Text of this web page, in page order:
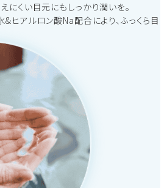
にくい目元にもしっかり潤いを。
ヒアルロン酸Na配合により、ふっくら目